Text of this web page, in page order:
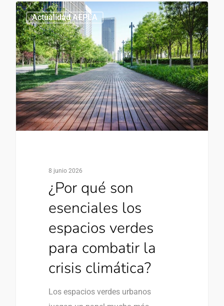
Actualidad AEPLA
8 junio 2026
¿Por qué son
esenciales los
espacios verdes
para combatir la
crisis climática?
Los espacios verdes urbanos
1